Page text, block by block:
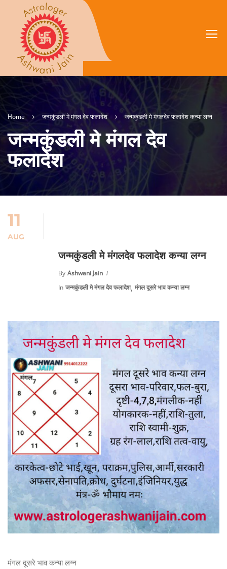
Home जन्मकुंडली मे मंगल देव फलादेश जन्मकुंडली मे मंगलदेव फलादेश कन्या लग्न
जन्मकुंडली मे मंगल देव
फलादेश
11
AUG
जन्मकुंडली मे मंगलदेव फलादेश कन्या लग्न
By Ashwani Jain
In जन्मकुंडली मे मंगल देव फलादेश, मंगल दूसरे भाव कन्या लग्न
मंगल दूसरे भाव कन्या लग्न